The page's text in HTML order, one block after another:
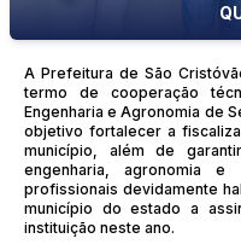
A Prefeitura de São
termo de cooperação
Engenharia e Agronomia de
objetivo fortalecer a
município, além de
engenharia, agronomia e
profissionais devidamente
município do estado a
instituição neste ano.